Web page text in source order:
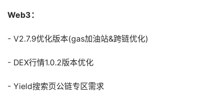
Web3：
- V2.7.9优化版本(gas加油站&跨链优化)
- DEX行情1.0.2版本优化
- Yield搜索页公链专区需求